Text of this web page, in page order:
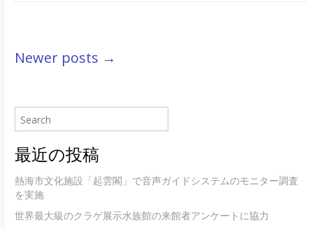
の
表
は
Newer posts →
最近の投稿
熱海市文化施設「起雲閣」で音声ガイドシステムのモニター調査
を実施
世界最大級のクラゲ展示水族館の来館者アンケートに協力